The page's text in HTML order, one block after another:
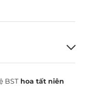
BST hoa tất niên